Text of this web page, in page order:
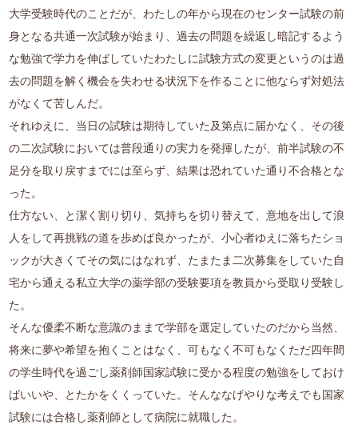
大学受験時代のことだが、わたしの年から現在のセンター試験の前
身となる共通一次試験が始まり、過去の問題を繰返し暗記するよう
な勉強で学力を伸ばしていたわたしに試験方式の変更というのは過
去の問題を解く機会を失わせる状況下を作ることに他ならず対処法
がなくて苦しんだ。
それゆえに、当日の試験は期待していた及第点に届かなく、その後
の二次試験においては普段通りの実力を発揮したが、前半試験の不
足分を取り戻すまでには至らず、結果は恐れていた通り不合格とな
った。
仕方ない、と潔く割り切り、気持ちを切り替えて、意地を出して浪
人をして再挑戦の道を歩めば良かったが、小心者ゆえに落ちたショ
ックが大きくてその気にはなれず、たまたま二次募集をしていた自
宅から通える私立大学の薬学部の受験要項を教員から受取り受験し
た。
そんな優柔不断な意識のままで学部を選定していたのだから当然、
将来に夢や希望を抱くことはなく、可もなく不可もなくただ四年間
の学生時代を過ごし薬剤師国家試験に受かる程度の勉強をしておけ
ばいいや、とたかをくくっていた。そんななげやりな考えでも国家
試験には合格し薬剤師として病院に就職した。